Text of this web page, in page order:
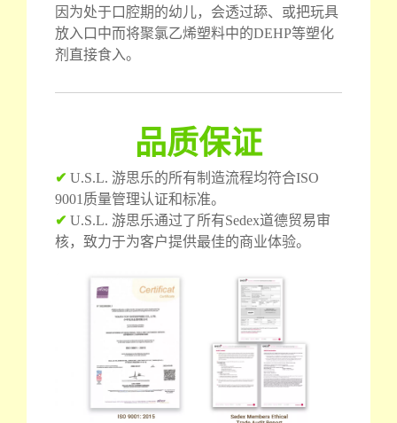
因为处于口腔期的幼儿，会透过舔、或把玩具
放入口中而将聚氯乙烯塑料中的DEHP等塑化
剂直接食入。
品质保证
✔ U.S.L. 游思乐的所有制造流程均符合ISO
9001质量管理认证和标准。
✔ U.S.L. 游思乐通过了所有Sedex道德贸易审
核，致力于为客户提供最佳的商业体验。